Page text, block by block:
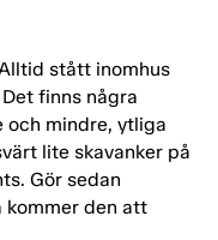
stått inomhus
finns några
och mindre, ytliga
lite skavanker på
Gör sedan
kommer den att